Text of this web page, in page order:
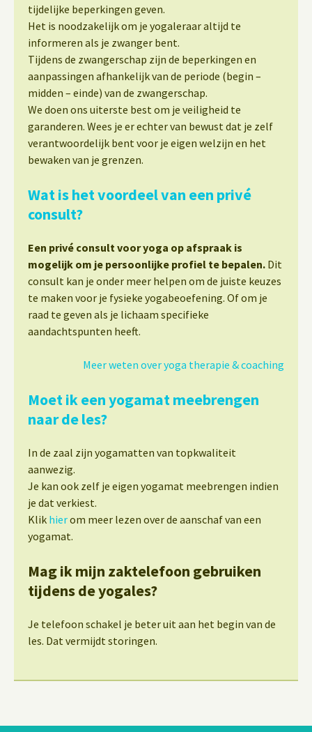
tijdelijke beperkingen geven.
Het is noodzakelijk om je yogaleraar altijd te
informeren als je zwanger bent.
Tijdens de zwangerschap zijn de beperkingen en
aanpassingen afhankelijk van de periode (begin –
midden – einde) van de zwangerschap.
We doen ons uiterste best om je veiligheid te
garanderen. Wees je er echter van bewust dat je zelf
verantwoordelijk bent voor je eigen welzijn en het
bewaken van je grenzen.
Wat is het voordeel van een privé
consult?
Een privé consult voor yoga op afspraak is
mogelijk om je persoonlijke profiel te bepalen. Dit
consult kan je onder meer helpen om de juiste keuzes
te maken voor je fysieke yogabeoefening. Of om je
raad te geven als je lichaam specifieke
aandachtspunten heeft.
Meer weten over yoga therapie & coaching
Moet ik een yogamat meebrengen
naar de les?
In de zaal zijn yogamatten van topkwaliteit
aanwezig.
Je kan ook zelf je eigen yogamat meebrengen indien
je dat verkiest.
Klik hierom meer lezen over de aanschaf van een
yogamat.
Mag ik mijn zaktelefoon gebruiken
tijdens de yogales?
Je telefoon schakel je beter uit aan het begin van de
les. Dat vermijdt storingen.